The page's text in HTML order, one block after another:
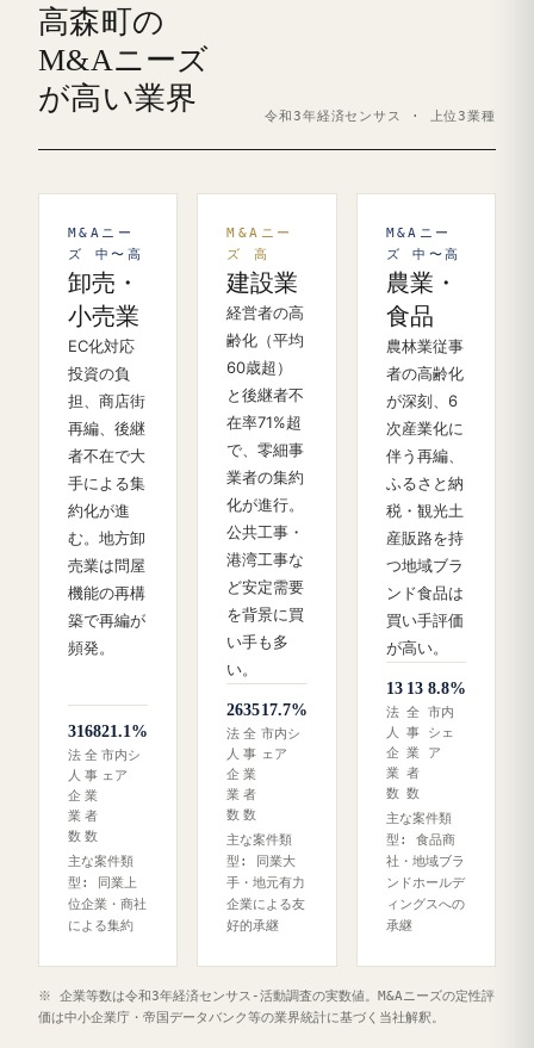
高森町の
M&Aニーズ
が高い業界
令和3年経済センサス · 上位3業種
M&Aニー
ズ 中〜高
卸売・
小売業
EC化対応
投資の負
担、商店街
再編、後継
者不在で大
手による集
約化が進
む。地方卸
売業は問屋
機能の再構
築で再編が
頻発。
31
法
人
企
業
数
68
全
事
業
者
数
21.1%
市内シ
ェア
主な案件類
型: 同業上
位企業・商社
による集約
M&Aニー
ズ 高
建設業
経営者の高
齢化（平均
60歳超）
と後継者不
在率71%超
で、零細事
業者の集約
化が進行。
公共工事・
港湾工事な
ど安定需要
を背景に買
い手も多
い。
26
法
人
企
業
数
35
全
事
業
者
数
17.7%
市内シ
ェア
主な案件類
型: 同業大
手・地元有力
企業による友
好的承継
M&Aニー
ズ 中〜高
農業・
食品
農林業従事
者の高齢化
が深刻、6
次産業化に
伴う再編、
ふるさと納
税・観光土
産販路を持
つ地域ブラ
ンド食品は
買い手評価
が高い。
13
法
人
企
業
数
13
全
事
業
者
数
8.8%
市内
シェ
ア
主な案件類
型: 食品商
社・地域ブラ
ンドホールデ
ィングスへの
承継
※ 企業等数は令和3年経済センサス‐活動調査の実数値。M&Aニーズの定性評
価は中小企業庁・帝国データバンク等の業界統計に基づく当社解釈。